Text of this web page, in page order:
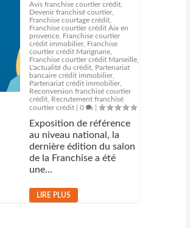
Avis franchise courtier crédit,
Devenir franchisé courtier,
Franchise courtage crédit,
Franchise courtier crédit Aix en
provence, Franchise courtier
crédit immobilier, Franchise
courtier crédit Marignane,
Franchise courtier crédit Marseille,
L'actualité du crédit, Partenariat
bancaire crédit immobilier,
Partenariat crédit immobilier,
Reconversion franchisé courtier
crédit, Recrutement franchisé
courtier crédit| 0 |
Exposition de référence
au niveau national, la
dernière édition du salon
de la Franchise a été
une...
LIRE PLUS